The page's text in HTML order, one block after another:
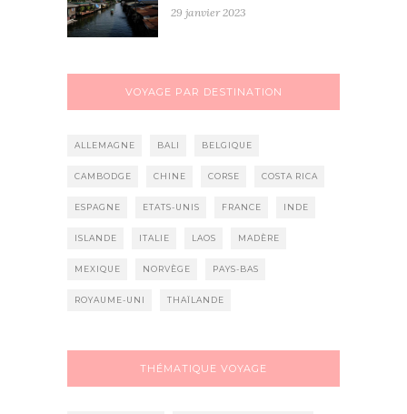
29 janvier 2023
VOYAGE PAR DESTINATION
ALLEMAGNE BALI BELGIQUE
CAMBODGE CHINE CORSE COSTA RICA
ESPAGNE ETATS-UNIS FRANCE INDE
ISLANDE ITALIE LAOS MADÈRE
MEXIQUE NORVÈGE PAYS-BAS
ROYAUME-UNI THAÏLANDE
THÉMATIQUE VOYAGE